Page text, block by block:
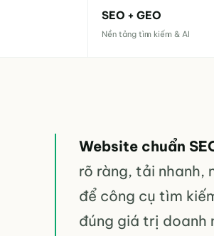
SEO + GEO
Nền tảng tìm kiếm & AI
Website chuẩn
rõ ràng, tải nhanh,
để công cụ tìm
đúng giá trị doanh